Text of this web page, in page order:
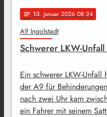
notes 13. Januar 2026 08:24
A9 Ingolstadt
Schwerer LKW-
Ein schwerer LKW-
der A9 für
nach zwei Uhr kam
ein Fahrer mit seinem